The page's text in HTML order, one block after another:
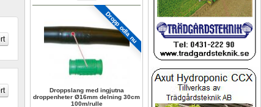
Dropp odla nu
Droppslang med ingjutna
droppenheter Ø16mm delning 30cm
100m/rulle